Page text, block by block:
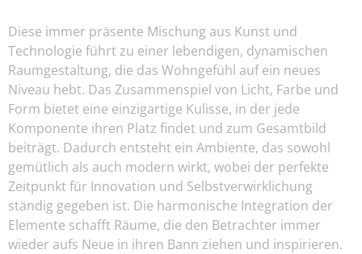
Diese immer präsente Mischung aus Kunst und
Technologie führt zu einer lebendigen, dynamischen
Raumgestaltung, die das Wohngefühl auf ein neues
Niveau hebt. Das Zusammenspiel von Licht, Farbe und
Form bietet eine einzigartige Kulisse, in der jede
Komponente ihren Platz findet und zum Gesamtbild
beiträgt. Dadurch entsteht ein Ambiente, das sowohl
gemütlich als auch modern wirkt, wobei der perfekte
Zeitpunkt für Innovation und Selbstverwirklichung
ständig gegeben ist. Die harmonische Integration der
Elemente schafft Räume, die den Betrachter immer
wieder aufs Neue in ihren Bann ziehen und inspirieren.